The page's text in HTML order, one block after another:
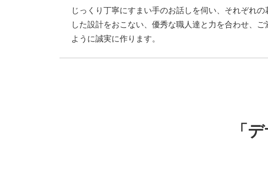
じっくり丁寧にすまい手のお話しを伺い、それぞれの
した設計をおこない、優秀な職人達と力を合わせ、ご
ように誠実に作ります。
「